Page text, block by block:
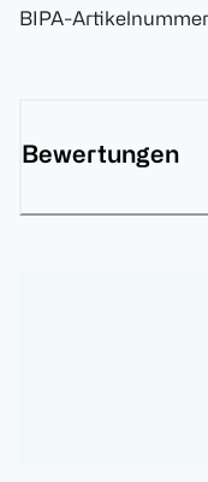
BIPA-Artikelnummer
Bewertungen